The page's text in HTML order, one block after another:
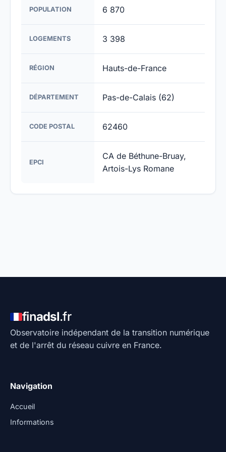
POPULATION 6 870
LOGEMENTS 3 398
RÉGION Hauts-de-France
DÉPARTEMENT Pas-de-Calais (62)
CODE POSTAL 62460
EPCI
CA de Béthune-Bruay,
Artois-Lys Romane
finadsl.fr
Observatoire indépendant de la transition numérique
et de l'arrêt du réseau cuivre en France.
Navigation
Accueil
Informations